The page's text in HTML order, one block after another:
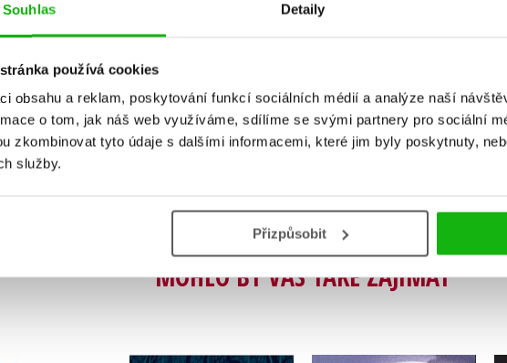
Souhlas Detaily
používá cookies
obsahu a reklam, poskytování funkcí sociálních médií a analýze naší
o tom, jak náš web využíváme, sdílíme se svými partnery pro sociální
zkombinovat tyto údaje s dalšími informacemi, které jim byly poskytnuty,
služby.
Přizpůsobit
Vaše hodnocení
Uživatelskou recenzi mohou vkládat pouze registrovaní
MOHLO BY VÁS TAKÉ ZAJÍMAT